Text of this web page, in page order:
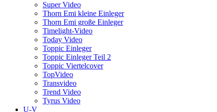
Super Video
Thorn Emi kleine Einleger
Thorn Emi große Einleger
Timelight-Video
Today Video
Toppic Einleger
Toppic Einleger Teil 2
Toppic Viertelcover
TopVideo
Transvideo
Trend Video
Tyrus Video
U-V